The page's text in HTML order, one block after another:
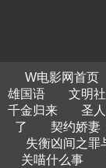
W电影网首页
雄国语
文明
千金归来
圣
了
契约娇妻
失衡凶间之罪
关喵什么事